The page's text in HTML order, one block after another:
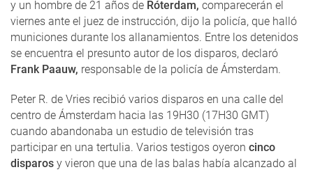
y un hombre de 21 años de Róterdam, comparecerán el
viernes ante el juez de instrucción, dijo la policía, que halló
municiones durante los allanamientos. Entre los detenidos
se encuentra el presunto autor de los disparos, declaró
Frank Paauw, responsable de la policía de Ámsterdam.
Peter R. de Vries recibió varios disparos en una calle del
centro de Ámsterdam hacia las 19H30 (17H30 GMT)
cuando abandonaba un estudio de televisión tras
participar en una tertulia. Varios testigos oyeron cinco
disparos y vieron que una de las balas había alcanzado al